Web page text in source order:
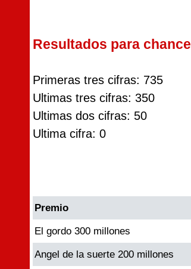
Resultados para chance
Primeras tres cifras: 735
Ultimas tres cifras: 350
Ultimas dos cifras: 50
Ultima cifra: 0
Premio
El gordo 300 millones
Angel de la suerte 200 millones